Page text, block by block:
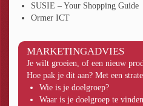
SUSIE – Your Shopping Guide
Ormer ICT
MARKETINGADVIES
Je wilt groeien, of een nieuw
Hoe pak je dit aan? Met een
Wie is je doelgroep?
Waar is je doelgroep te